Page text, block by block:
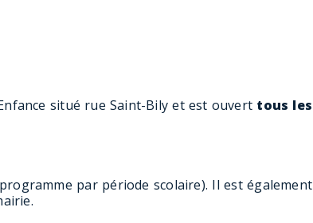
situé rue Saint-Bily et est ouvert tous les
par période scolaire). Il est également